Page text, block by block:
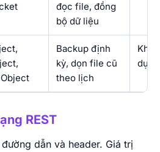
đọc file, đồng
bộ dữ liệu
Backup định
kỳ, dọn file cũ
theo lịch
REST
dẫn và header. Giá trị